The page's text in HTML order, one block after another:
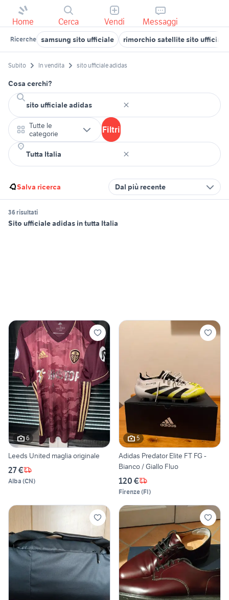
Home Cerca Vendi Messaggi
Ricerche samsung sito ufficiale rimorchio satellite sito ufficiale
Subito In vendita sito ufficiale adidas
Cosa cerchi?
Tutte le
categorie
Filtri
Salva ricerca Dal più recente
36 risultati
Sito ufficiale adidas in tutta Italia
6
Leeds United maglia originale
27 €
Alba (CN)
5
Adidas Predator Elite FT FG -
Bianco / Giallo Fluo
120 €
Firenze(FI)